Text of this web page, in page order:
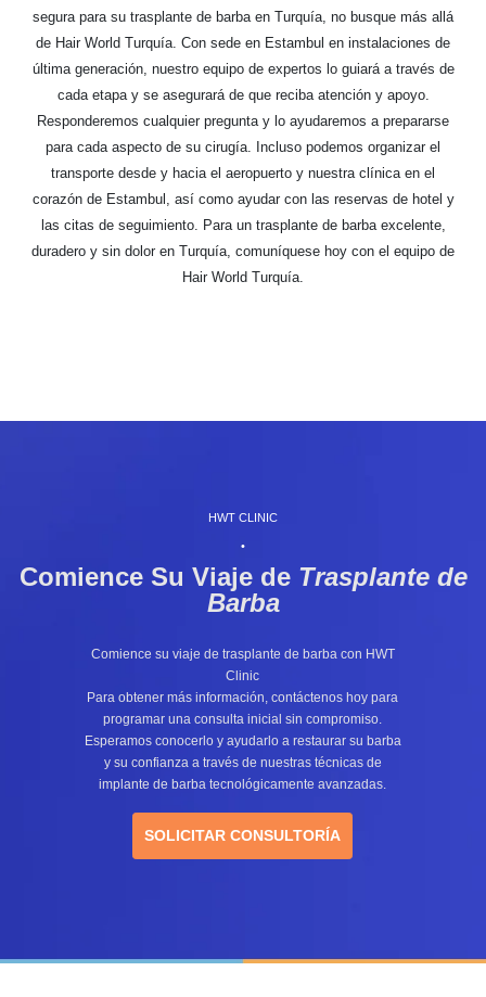
segura para su trasplante de barba en Turquía, no busque más allá
de Hair World Turquía. Con sede en Estambul en instalaciones de
última generación, nuestro equipo de expertos lo guiará a través de
cada etapa y se asegurará de que reciba atención y apoyo.
Responderemos cualquier pregunta y lo ayudaremos a prepararse
para cada aspecto de su cirugía. Incluso podemos organizar el
transporte desde y hacia el aeropuerto y nuestra clínica en el
corazón de Estambul, así como ayudar con las reservas de hotel y
las citas de seguimiento. Para un trasplante de barba excelente,
duradero y sin dolor en Turquía, comuníquese hoy con el equipo de
Hair World Turquía.
HWT CLINIC
•
Comience Su Viaje de Trasplante de
Barba
Comience su viaje de trasplante de barba con HWT
Clinic
Para obtener más información, contáctenos hoy para
programar una consulta inicial sin compromiso.
Esperamos conocerlo y ayudarlo a restaurar su barba
y su confianza a través de nuestras técnicas de
implante de barba tecnológicamente avanzadas.
SOLICITAR CONSULTORÍA